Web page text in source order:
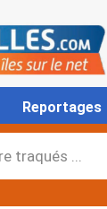
Reportages